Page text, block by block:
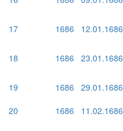
17 1686 12.01.1686
18 1686 23.01.1686
19 1686 29.01.1686
20
1686 11.02.1686